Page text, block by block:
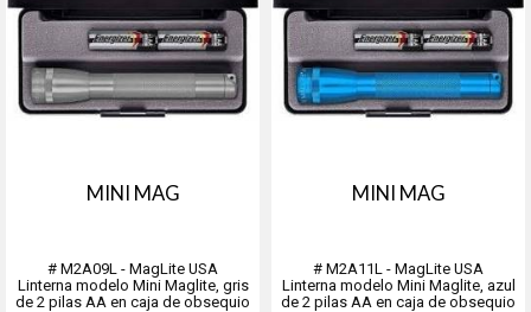
MINI MAG
# M2A09L - MagLite USA
Linterna modelo Mini Maglite, gris
de 2 pilas AA en caja de obsequio
MINI MAG
# M2A11L - MagLite USA
Linterna modelo Mini Maglite, azul
de 2 pilas AA en caja de obsequio